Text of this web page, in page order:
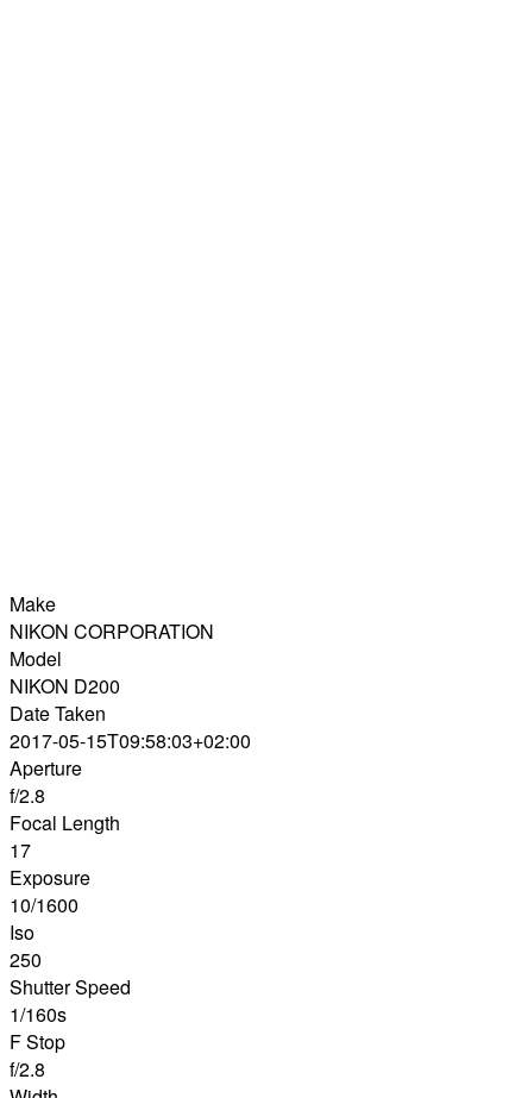
Make
NIKON CORPORATION
Model
NIKON D200
Date Taken
2017-05-15T09:58:03+02:00
Aperture
f/2.8
Focal Length
17
Exposure
10/1600
Iso
250
Shutter Speed
1/160s
F Stop
f/2.8